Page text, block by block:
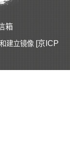
箱
建立镜像 [京ICP